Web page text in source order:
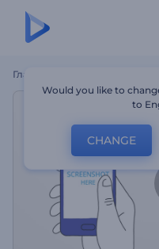
Главная
Would you like to
to
CHANGE